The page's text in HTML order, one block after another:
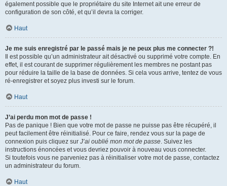
également possible que le propriétaire du site Internet ait une erreur de
configuration de son côté, et qu’il devra la corriger.
Haut
Je me suis enregistré par le passé mais je ne peux plus me connecter ?!
Il est possible qu’un administrateur ait désactivé ou supprimé votre compte. En
effet, il est courant de supprimer régulièrement les membres ne postant pas
pour réduire la taille de la base de données. Si cela vous arrive, tentez de vous
ré-enregistrer et soyez plus investi sur le forum.
Haut
J’ai perdu mon mot de passe !
Pas de panique ! Bien que votre mot de passe ne puisse pas être récupéré, il
peut facilement être réinitialisé. Pour ce faire, rendez vous sur la page de
connexion puis cliquez sur J’ai oublié mon mot de passe. Suivez les
instructions énoncées et vous devriez pouvoir à nouveau vous connecter.
Si toutefois vous ne parveniez pas à réinitialiser votre mot de passe, contactez
un administrateur du forum.
Haut